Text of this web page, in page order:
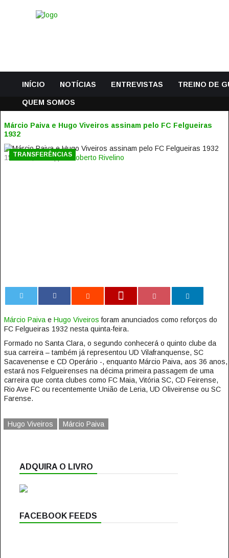
INÍCIO NOTÍCIAS ENTREVISTAS TREINO DE
QUEM SOMOS
Márcio Paiva e Hugo Viveiros assinam pelo FC Felgueiras
1932
15 Julho, 2017 | porRoberto Rivelino
TRANSFERÊNCIAS
Márcio Paivae Hugo Viveiros foram anunciados como reforços do
FC Felgueiras 1932 nesta quinta-feira.
Formado no Santa Clara, o segundo conhecerá o quinto clube da
sua carreira – também já representou UD Vilafranquense, SC
Sacavenense e CD Operário -, enquanto Márcio Paiva, aos 36 anos,
estará nos Felgueirenses na décima primeira passagem de uma
carreira que conta clubes como FC Maia, Vitória SC, CD Feirense,
Rio Ave FC ou recentemente União de Leria, UD Oliveirense ou SC
Farense.
Hugo Viveiros Márcio Paiva
ADQUIRA O LIVRO
FACEBOOK FEEDS